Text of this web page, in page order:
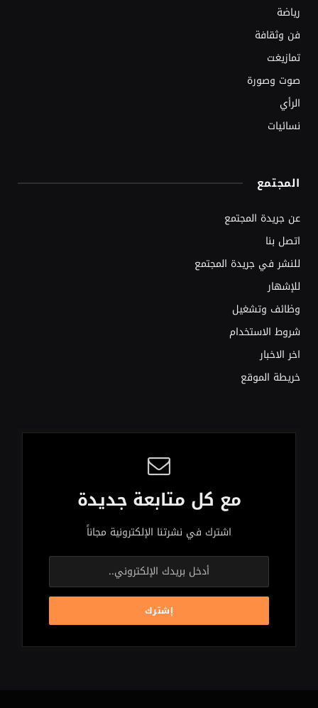
رياضة
فن وثقافة
تمازيغت
صوت وصورة
الرأي
نسائيات
المجتمع
عن جريدة المجتمع
اتصل بنا
للنشر في جريدة المجتمع
للإشهار
وظائف وتشغيل
شروط الاستخدام
اخر الاخبار
خريطة الموقع
مع كل متابعة جديدة
اشترك في نشرتنا الإلكترونية مجاناً